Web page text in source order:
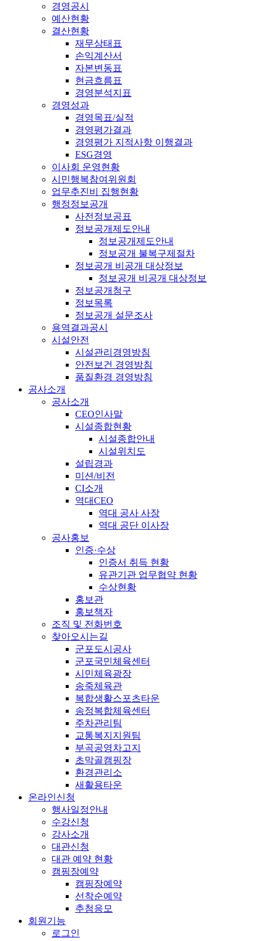
경영공시
예산현황
결산현황
재무상태표
손익계산서
자본변동표
현금흐름표
경영분석지표
경영성과
경영목표/실적
경영평가결과
경영평가 지적사항 이행결과
ESG경영
이사회 운영현황
시민행복참여위원회
업무추진비 집행현황
행정정보공개
사전정보공표
정보공개제도안내
정보공개제도안내
정보공개 불복구제절차
정보공개 비공개 대상정보
정보공개 비공개 대상정보
정보공개청구
정보목록
정보공개 설문조사
용역결과공시
시설안전
시설관리경영방침
안전보건 경영방침
품질환경 경영방침
공사소개
공사소개
CEO인사말
시설종합현황
시설종합안내
시설위치도
설립경과
미션/비전
CI소개
역대CEO
역대 공사 사장
역대 공단 이사장
공사홍보
인증·수상
인증서 취득 현황
유관기관 업무협약 현황
수상현황
홍보관
홍보책자
조직 및 전화번호
찾아오시는길
군포도시공사
군포국민체육센터
시민체육광장
송죽체육관
복합생활스포츠타운
송정복합체육센터
주차관리팀
교통복지지원팀
부곡공영차고지
초막골캠핑장
환경관리소
새활용타운
온라인신청
행사일정안내
수강신청
강사소개
대관신청
대관 예약 현황
캠핑장예약
캠핑장예약
선착순예약
추첨응모
회원기능
로그인